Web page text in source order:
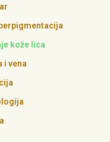
kože lica
i vena